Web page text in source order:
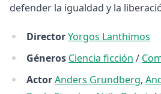
defender la igualdad y la
DirectorYorgos Lanthimos
Géneros Ciencia ficción /
ActorAnders Grundberg,